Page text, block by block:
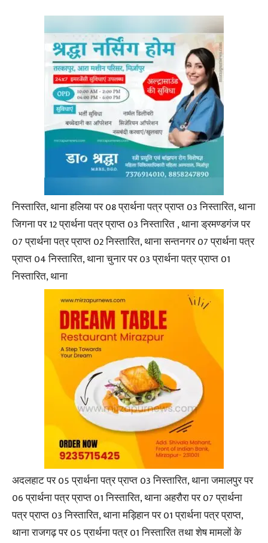
निस्तारित, थाना हलिया पर 08 प्रार्थना पत्र प्राप्त 03 निस्तारित, थाना
जिगना पर 12 प्रार्थना पत्र प्राप्त 03 निस्तारित , थाना ड्रमण्डगंज पर
07 प्रार्थना पत्र प्राप्त 02 निस्तारित, थाना सन्तनगर 07 प्रार्थना पत्र
प्राप्त 04 निस्तारित, थाना चुनार पर 03 प्रार्थना पत्र प्राप्त 01
निस्तारित, थाना
अदलहाट पर 05 प्रार्थना पत्र प्राप्त 03 निस्तारित, थाना जमालपुर पर
06 प्रार्थना पत्र प्राप्त 01 निस्तारित, थाना अहरौरा पर 07 प्रार्थना
पत्र प्राप्त 03 निस्तारित, थाना मड़िहान पर 01 प्रार्थना पत्र प्राप्त,
थाना राजगढ़ पर 05 प्रार्थना पत्र 01 निस्तारित तथा शेष मामलों के